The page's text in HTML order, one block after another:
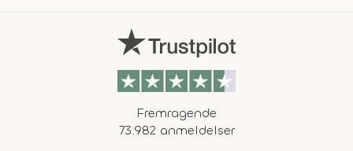
Fremragende
73.982 anmeldelser